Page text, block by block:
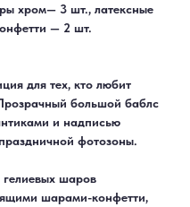
хром— 3 шт., латексные
— 2 шт.
для тех, кто любит
большой баблс
и надписью
фотозоны.
гелиевых шаров
шарами-конфетти,